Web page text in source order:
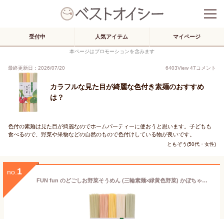
受付中 人気アイテム マイページ
本ページはプロモーションを含みます
最終更新日：2026/07/20 6403View 47コメント
カラフルな見た目が綺麗な色付き素麺のおすすめ
は？
色付の素麺は見た目が綺麗なのでホームパーティーに使おうと思います。子どもも
食べるので、野菜や果物などの自然のもので色付けしている物が良いです。
ともぞう(50代・女性)
no. 1
FUN fun のどごしお野菜そうめん (三輪素麺×緑黄色野菜) かぼちゃ・おくら・トマト・青しそ カラフル 色付き (50g*5束) 250g